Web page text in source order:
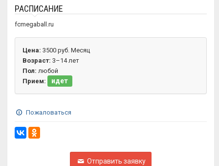
РАСПИСАНИЕ
fcmegaball.ru
Цена: 3500 руб. Месяц
Возраст: 3–14 лет
Пол: любой
Прием:
идет
Пожаловаться
Отправить заявку